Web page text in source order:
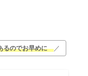
るのでお早めに ／